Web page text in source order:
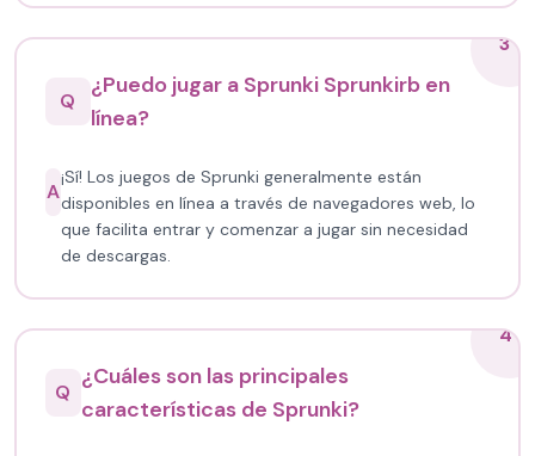
3
Q
¿Puedo jugar a Sprunki Sprunkirb en
línea?
A
¡Sí! Los juegos de Sprunki generalmente están
disponibles en línea a través de navegadores web, lo
que facilita entrar y comenzar a jugar sin necesidad
de descargas.
4
Q
¿Cuáles son las principales
características de Sprunki?